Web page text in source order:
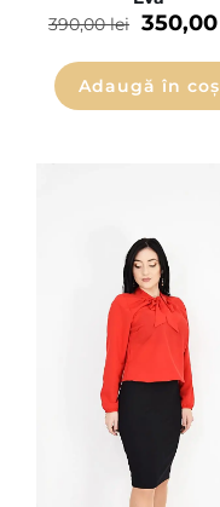
390,00lei 350,00
Adaugă în coș